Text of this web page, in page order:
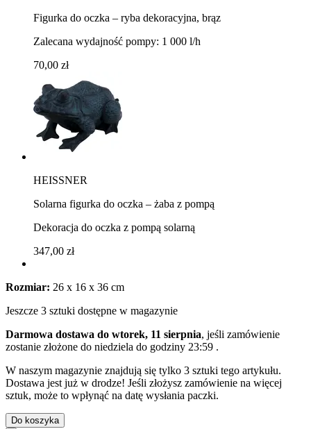
Figurka do oczka – ryba dekoracyjna, brąz
Zalecana wydajność pompy: 1 000 l/h
70,00 zł
HEISSNER
Solarna figurka do oczka – żaba z pompą
Dekoracja do oczka z pompą solarną
347,00 zł
Rozmiar: 26 x 16 x 36 cm
Jeszcze 3 sztuki dostępne w magazynie
Darmowa dostawa do wtorek, 11 sierpnia, jeśli zamówienie
zostanie złożone do niedziela do godziny 23:59 .
W naszym magazynie znajdują się tylko 3 sztuki tego artykułu.
Dostawa jest już w drodze! Jeśli złożysz zamówienie na więcej
sztuk, może to wpłynąć na datę wysłania paczki.
Do koszyka